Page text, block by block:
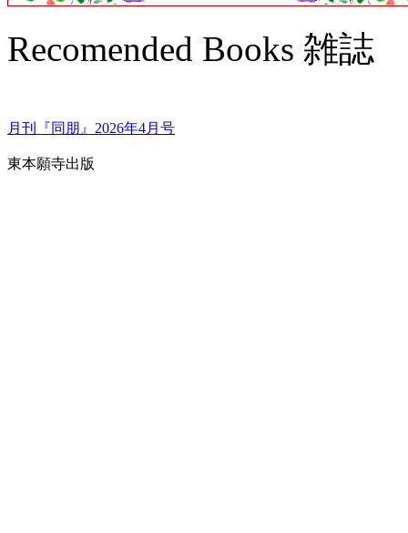
Recomended Books 雑誌
月刊『同朋』2026年4月号
東本願寺出版